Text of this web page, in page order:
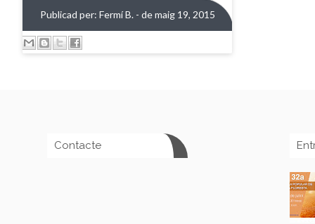
Publicad per: Fermí B. - de maig 19, 2015
Contacte